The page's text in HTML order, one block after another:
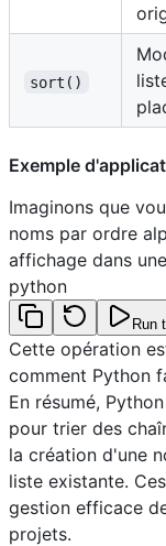
sort()
Exemple
Imaginons que
noms par ordre
affichage dans
python
Run
Cette opération
comment Python
En résumé,
pour trier des
la création d'une
liste existante.
gestion efficace
projets.